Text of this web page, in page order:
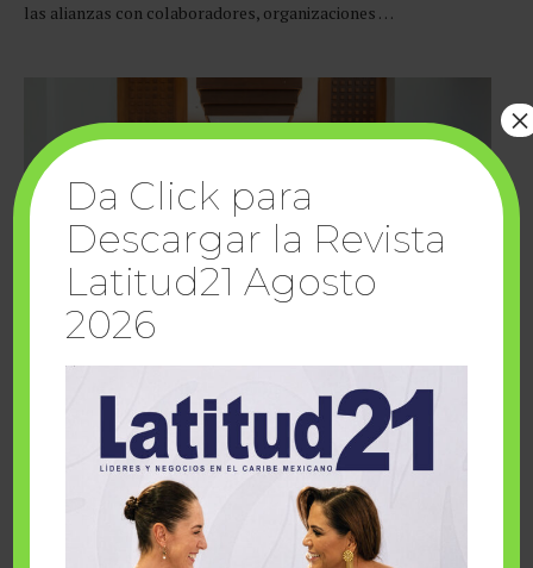
las alianzas con colaboradores, organizaciones …
Cuando la solidaridad inspira; cumplen
sueños Fairmont Mayakoba y Make-A-Wish
Da Click para
Descargar la Revista
Latitud21 Agosto
2026
×